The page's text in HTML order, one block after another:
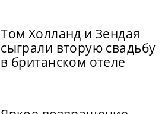
Том Холланд и Зендая
сыграли вторую свадьбу
в британском отеле